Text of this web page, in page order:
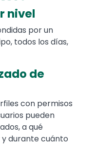
nivel
por un
todos los días,
de
con permisos
pueden
a qué
durante cuánto